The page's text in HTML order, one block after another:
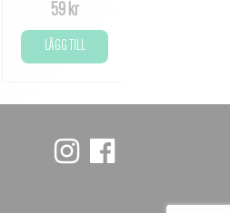
59 kr
LÄGG TILL